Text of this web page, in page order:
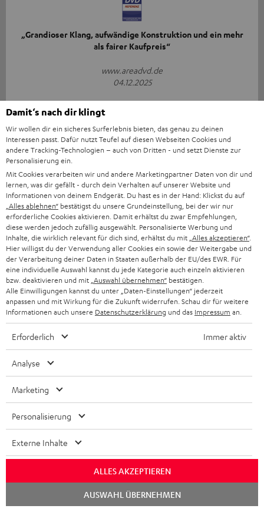
„Grandioser Klang, aufwändige Konstruktion und ein mehr
als fairer Kaufpreis“
www.areadvd.de
04.12.2025
„…erstaunlich, was aus einem Klangriegel so tönen kann.“
audiovision
05/2026
Mehr...
„Großes Kino zum kleinen Preis“
www.stereoguide.de
„[…] Kompaktes Heimkino mit Wucht“
www.basic-tutorials.de
Damit‘s nach dir klingt
Wir wollen dir ein sicheres Surferlebnis bieten, das genau zu deinen
Interessen passt. Dafür nutzt Teufel auf diesen Webseiten Cookies und
andere Tracking-Technologien – auch von Dritten - und setzt Dienste zur
Personalisierung ein.
Mit Cookies verarbeiten wir und andere Marketingpartner Daten von dir und
lernen, was dir gefällt - durch dein Verhalten auf unserer Website und
Informationen von deinem Endgerät. Du hast es in der Hand: Klickst du auf
„Alles ablehnen“ bestätigst du unsere Grundeinstellung, bei der wir nur
erforderliche Cookies aktivieren. Damit erhältst du zwar Empfehlungen,
diese werden jedoch zufällig ausgewählt. Personalisierte Werbung und
Inhalte, die wirklich relevant für dich sind, erhältst du mit „Alles akzeptieren“.
Hier willigst du der Verwendung aller Cookies ein sowie der Weitergabe und
der Verarbeitung deiner Daten in Staaten außerhalb der EU/des EWR. Für
eine individuelle Auswahl kannst du jede Kategorie auch einzeln aktivieren
bzw. deaktivieren und mit „Auswahl übernehmen“ bestätigen.
Alle Einwilligungen kannst du unter „Daten-Einstellungen“ jederzeit
anpassen und mit Wirkung für die Zukunft widerrufen. Schau dir für weitere
Informationen auch unsere Datenschutzerklärung und das Impressum an.
Erforderlich Immer aktiv
Analyse
Marketing
Personalisierung
Externe Inhalte
ALLES AKZEPTIEREN
AUSWAHL ÜBERNEHMEN